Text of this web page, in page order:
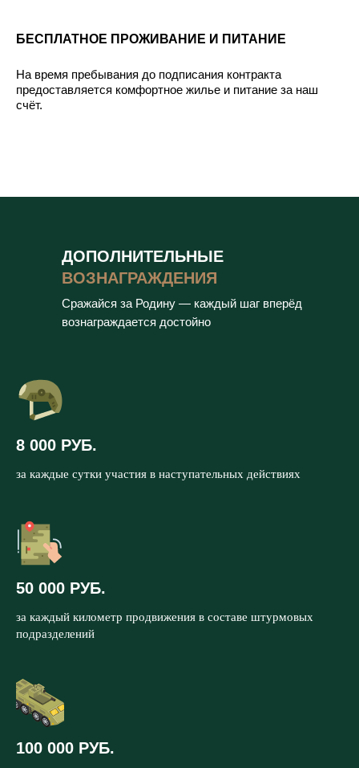
БЕСПЛАТНОЕ ПРОЖИВАНИЕ И ПИТАНИЕ
На время пребывания до подписания контракта
предоставляется комфортное жилье и питание за наш
счёт.
ДОПОЛНИТЕЛЬНЫЕ
ВОЗНАГРАЖДЕНИЯ
Сражайся за Родину — каждый шаг вперёд
вознаграждается достойно
8 000 РУБ.
за каждые сутки участия в наступательных действиях
50 000 РУБ.
за каждый километр продвижения в составе штурмовых
подразделений
100 000 РУБ.